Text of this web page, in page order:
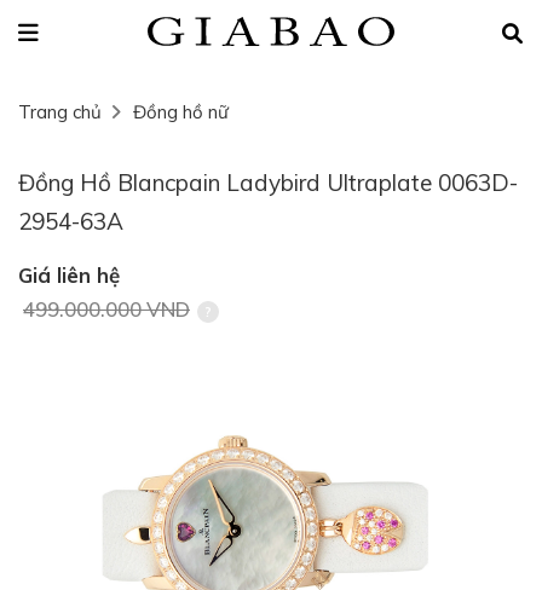
Trang chủ Đồng hồ nữ
Đồng Hồ Blancpain Ladybird Ultraplate 0063D-
2954-63A
Giá liên hệ
499.000.000 VND